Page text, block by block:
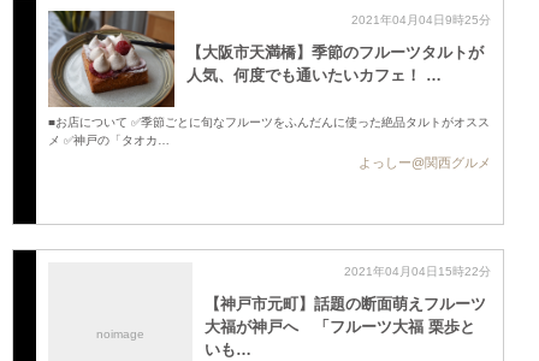
2021年04月04日9時25分
【大阪市天満橋】季節のフルーツタルトが
人気、何度でも通いたいカフェ！ …
■お店について ✅季節ごとに旬なフルーツをふんだんに使った絶品タルトがオスス
メ ✅神戸の「タオカ…
よっしー@関西グルメ
noimage
2021年04月04日15時22分
【神戸市元町】話題の断面萌えフルーツ
大福が神戸へ 「フルーツ大福 栗歩と
いも…